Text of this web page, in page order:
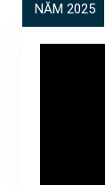
NĂM 2025